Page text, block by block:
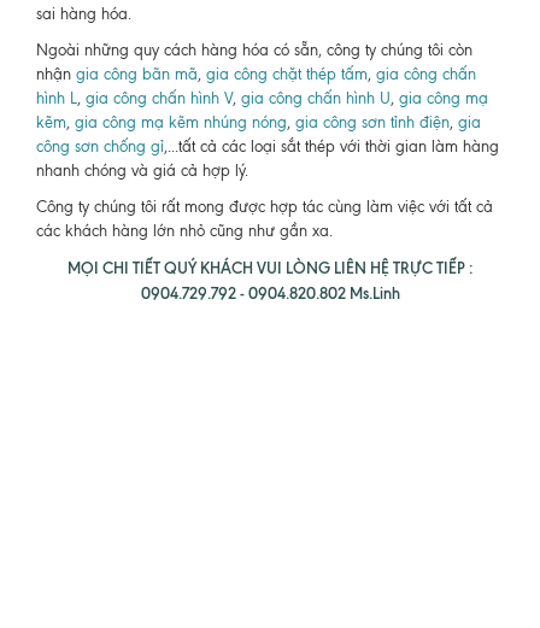
sai hàng hóa.
Ngoài những quy cách hàng hóa có sẵn, công ty chúng tôi còn
nhận gia công bãn mã, gia công chặt thép tấm, gia công chấn
hình L , gia công chấn hình V, gia công chấn hình U, gia công mạ
kẽm, gia công mạ kẽm nhúng nóng, gia công sơn tỉnh điện, gia
công sơn chống gỉ,...tất cả các loại sắt thép với thời gian làm hàng
nhanh chóng và giá cả hợp lý.
Công ty chúng tôi rất mong được hợp tác cùng làm việc với tất cả
các khách hàng lớn nhỏ cũng như gần xa.
MỌI CHI TIẾT QUÝ KHÁCH VUI LÒNG LIÊN HỆ TRỰC TIẾP :
0904.729.792 - 0904.820.802 Ms.Linh